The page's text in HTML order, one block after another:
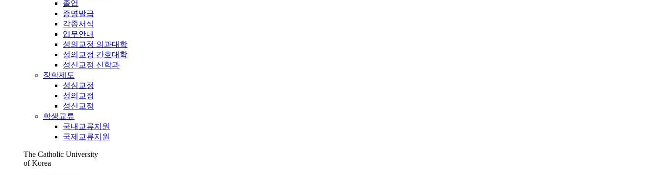
졸업
증명발급
각종서식
업무안내
성의교정 의과대학
성의교정 간호대학
성신교정 신학과
장학제도
성심교정
성의교정
성신교정
학생교류
국내교류지원
국제교류지원
The Catholic University
of Korea